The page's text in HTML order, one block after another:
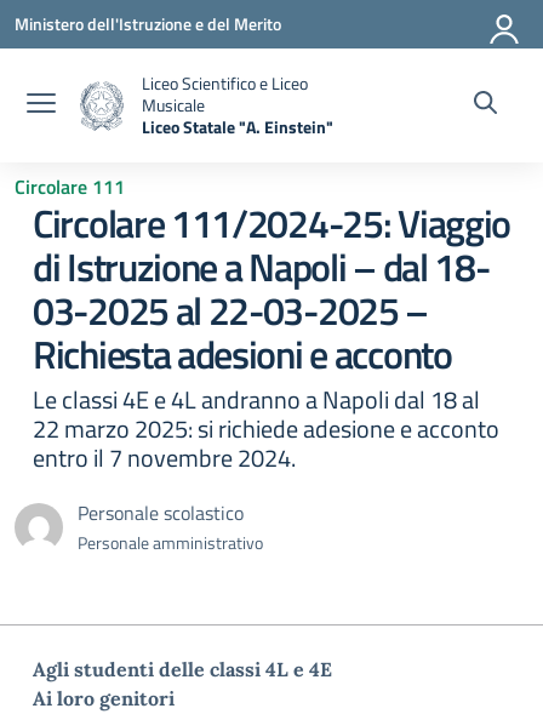
Vai ai contenuti
Vai al menu di navigazione
Vai al footer
Ministero dell'Istruzione e del Merito
Liceo Scientifico e Liceo
Musicale
Liceo Statale "A. Einstein"
Circolare 111
Circolare 111/2024-25: Viaggio
di Istruzione a Napoli – dal 18-
03-2025 al 22-03-2025 –
Richiesta adesioni e acconto
Le classi 4E e 4L andranno a Napoli dal 18 al
22 marzo 2025: si richiede adesione e acconto
entro il 7 novembre 2024.
Personale scolastico
Personale amministrativo
Agli studenti delle classi 4L e 4E
Ai loro genitori